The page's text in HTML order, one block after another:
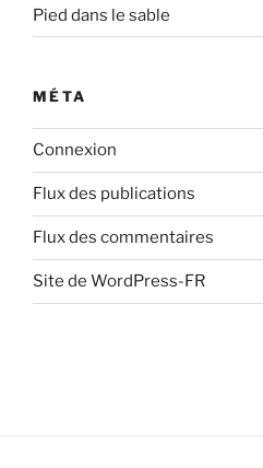
Pied dans le sable
MÉTA
Connexion
Flux des publications
Flux des commentaires
Site de WordPress-FR